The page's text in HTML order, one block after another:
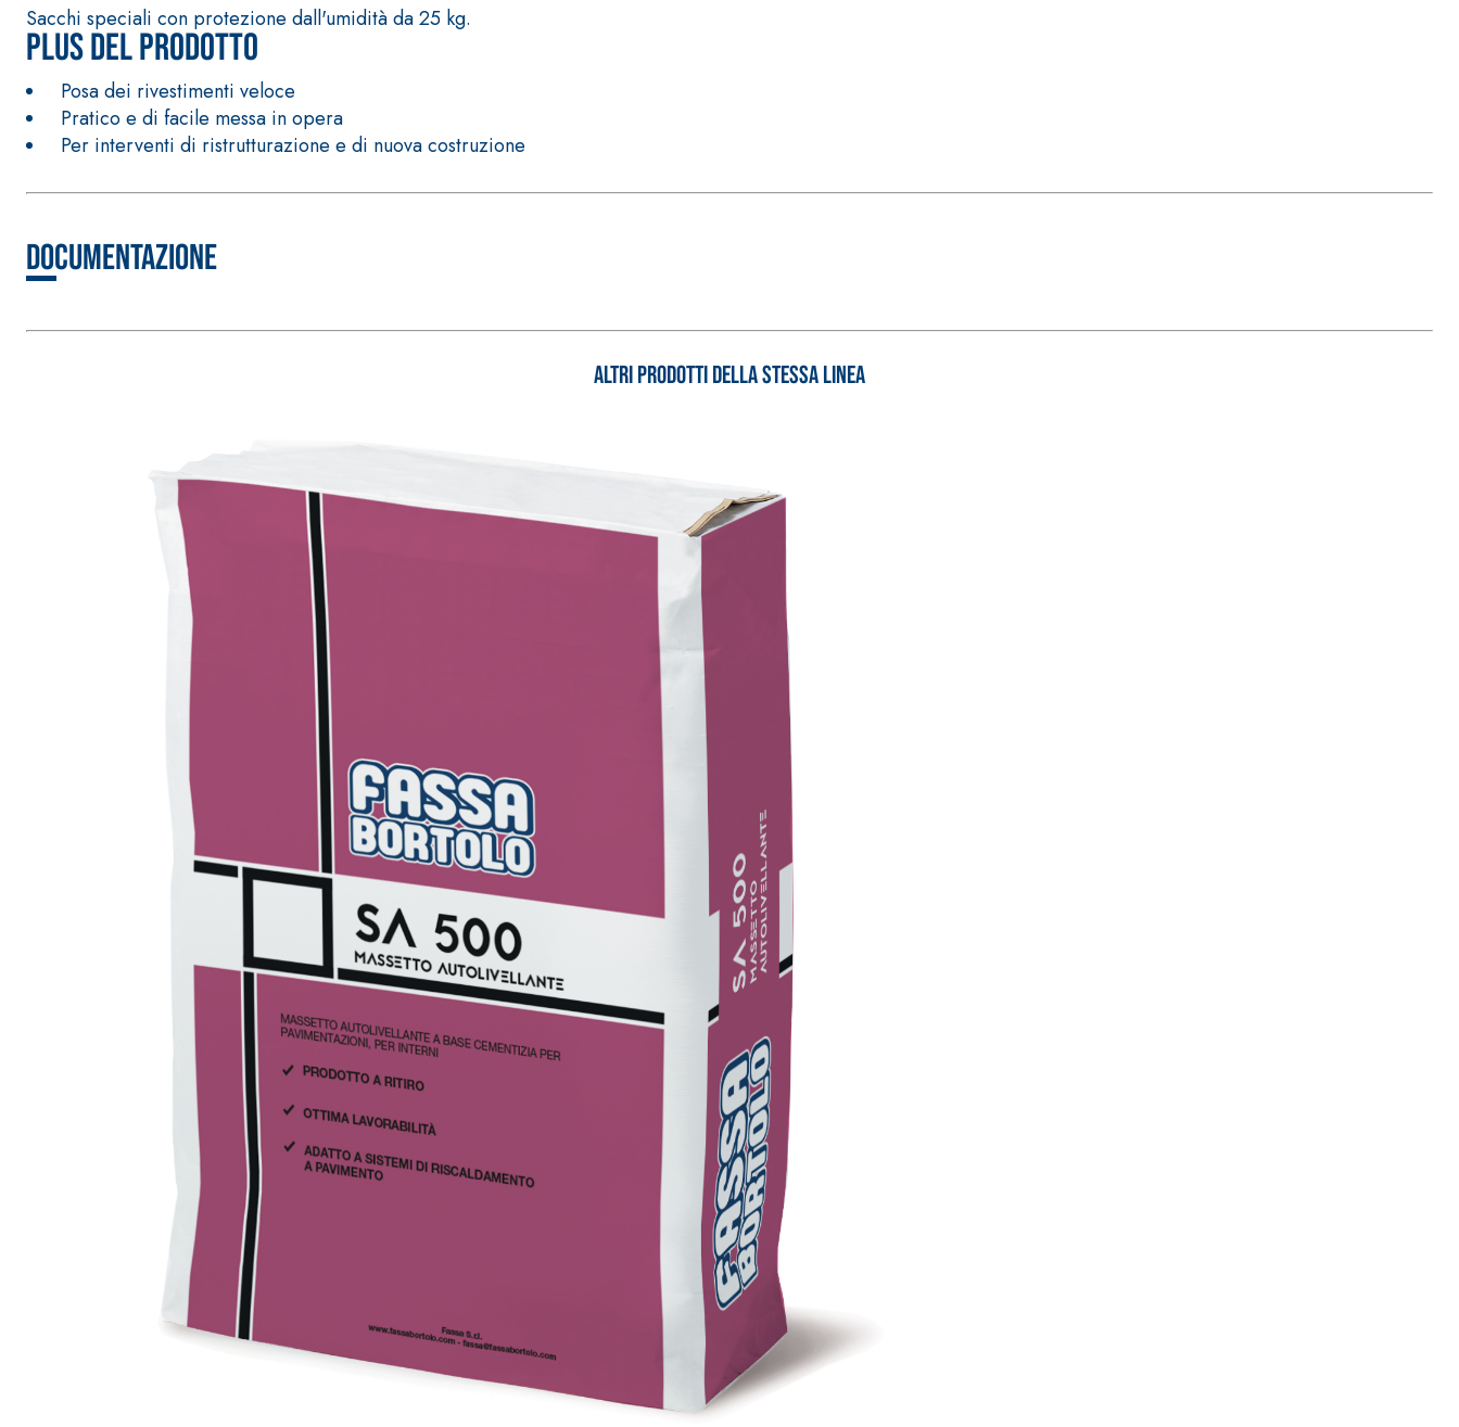
Sacchi speciali con protezione dall'umidità da 25 kg.
Plus del prodotto
Posa dei rivestimenti veloce
Pratico e di facile messa in opera
Per interventi di ristrutturazione e di nuova costruzione
Documentazione
Altri prodotti della stessa linea
Collante-rasante alleggerito, fibrato, con calce idraulica naturale NHL 3,5
e speciali inerti alleggeriti